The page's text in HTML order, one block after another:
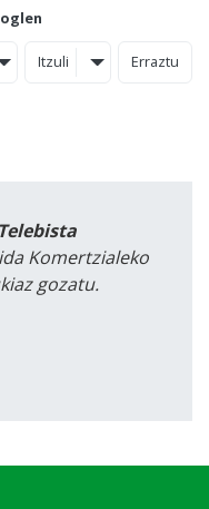
Itzuli Erraztu
Komertzialeko
gozatu.